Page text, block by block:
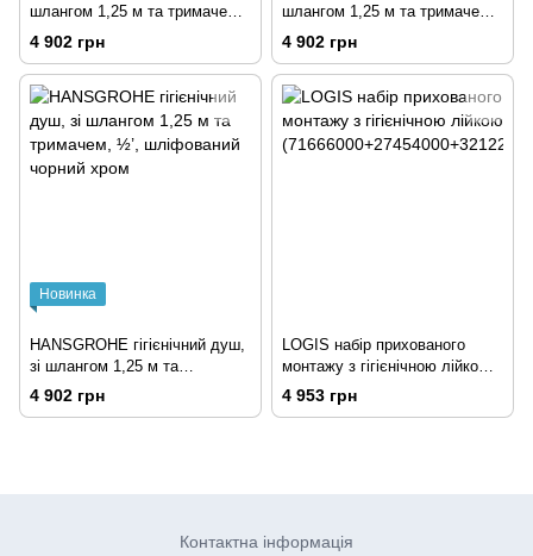
шлангом 1,25 м та тримачем,
колір лійки поліроване золото
4 902 грн
шлангом 1,25 м та тримачем,
½’, шліфована бронза
4 902 грн
Новинка
HANSGROHE гігієнічний душ,
зі шлангом 1,25 м та
тримачем, ½’, шліфований
чорний хром
4 902 грн
LOGIS набір прихованого
монтажу з гігієнічною лійкою
(71666000+27454000+3212200
4 953 грн
Контактна інформація